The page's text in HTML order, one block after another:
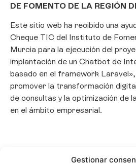
Gestionar
DE FOMENTO DE LA REGIÓN
Este sitio web ha recibido una
Cheque TIC del Instituto de
Murcia para la ejecución del
implantación de un Chatbot de
basado en el framework
promover la transformación
de consultas y la optimización de
en el ámbito empresarial.